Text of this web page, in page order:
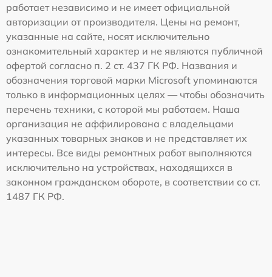
работает независимо и не имеет официальной
авторизации от производителя. Цены на ремонт,
указанные на сайте, носят исключительно
ознакомительный характер и не являются публичной
офертой согласно п. 2 ст. 437 ГК РФ. Названия и
обозначения торговой марки Microsoft упоминаются
только в информационных целях — чтобы обозначить
перечень техники, с которой мы работаем. Наша
организация не аффилирована с владельцами
указанных товарных знаков и не представляет их
интересы. Все виды ремонтных работ выполняются
исключительно на устройствах, находящихся в
законном гражданском обороте, в соответствии со ст.
1487 ГК РФ.